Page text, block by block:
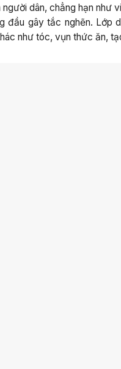
dân, chẳng hạn
đầu gây tắc nghẽn.
như tóc, vụn thức ăn,